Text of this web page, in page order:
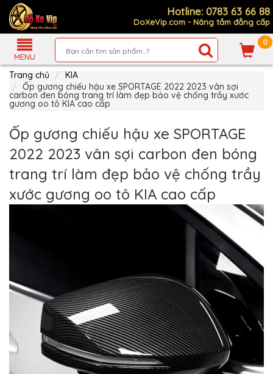
Hotline: 0783 63 66 88
DoXeVip.com - Nâng tầm đẳng cấp
MENU
0
Giới
Thiệu
Sản
Phẩm
Hướng
Hàng
Chính
Thanh
Toán
Tin
NHIỀU
NHẤT
TOYOTA
HONDA
Trang chủ
KIA
Ốp gương chiếu hậu xe SPORTAGE 2022 2023 vân sợi
carbon đen bóng trang trí làm đẹp bảo vệ chống trầy xước
gương oo tô KIA cao cấp
Ốp gương chiếu hậu xe SPORTAGE
2022 2023 vân sợi carbon đen bóng
trang trí làm đẹp bảo vệ chống trầy
xước gương oo tô KIA cao cấp